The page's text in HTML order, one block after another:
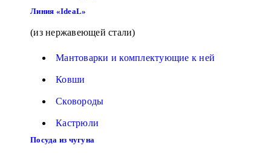
Линия «IdeaL»
(из нержавеющей стали)
Мантоварки и комплектующие к ней
Ковши
Сковороды
Кастрюли
Посуда из чугуна